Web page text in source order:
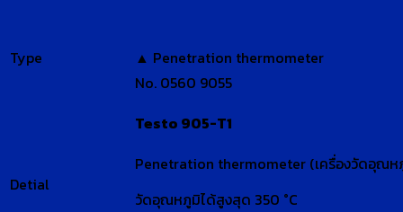
Type ▲ Penetration thermometer
Detial
No. 0560 9055
Testo 905-T1
Penetration thermometer (เครื่องวัดอุณ
วัดอุณหภูมิได้สูงสุด 350 °C